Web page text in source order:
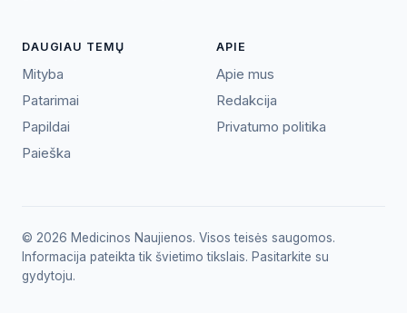
DAUGIAU TEMŲ
Mityba
Patarimai
Papildai
Paieška
APIE
Apie mus
Redakcija
Privatumo politika
© 2026 Medicinos Naujienos. Visos teisės saugomos.
Informacija pateikta tik švietimo tikslais. Pasitarkite su
gydytoju.